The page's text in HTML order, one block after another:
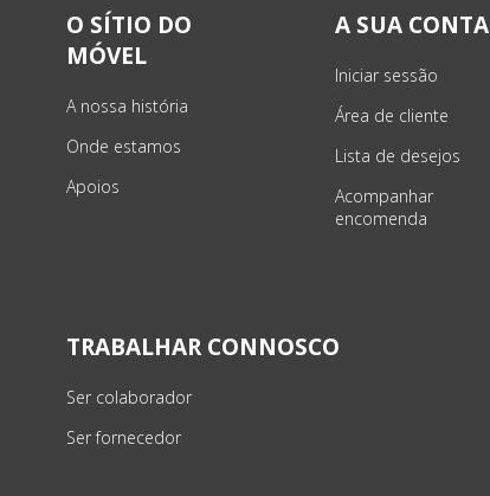
O SÍTIO DO
MÓVEL
A nossa história
Onde estamos
Apoios
A SUA CONTA
Iniciar sessão
Área de cliente
Lista de desejos
Acompanhar
encomenda
TRABALHAR CONNOSCO
Ser colaborador
Ser fornecedor